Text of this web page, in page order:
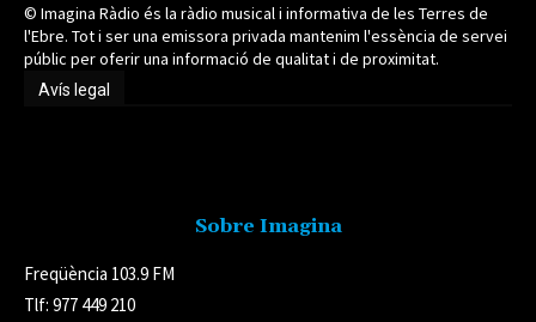
© Imagina Ràdio és la ràdio musical i informativa de les Terres de
l'Ebre. Tot i ser una emissora privada mantenim l'essència de servei
públic per oferir una informació de qualitat i de proximitat.
Avís legal
Sobre Imagina
Freqüència 103.9 FM
Tlf: 977 449 210